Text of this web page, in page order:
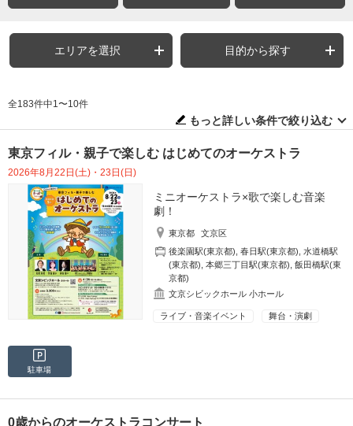
エリアを選択 目的から探す
全183件中1〜10件
もっと詳しい条件で絞り込む
東京フィル・親子で楽しむ はじめてのオーケストラ
2026年8月22日(土)・23日(日)
ミニオーケストラ×歌で楽しむ音楽
劇！
東京都
文京区
後楽園駅(東京都) ,春日駅(東京都) ,水道橋駅
(東京都) ,本郷三丁目駅(東京都) ,飯田橋駅(東
京都)
文京シビックホール 小ホール
ライブ・音楽イベント 舞台・演劇
駐車場
0歳からのオーケストラコンサート